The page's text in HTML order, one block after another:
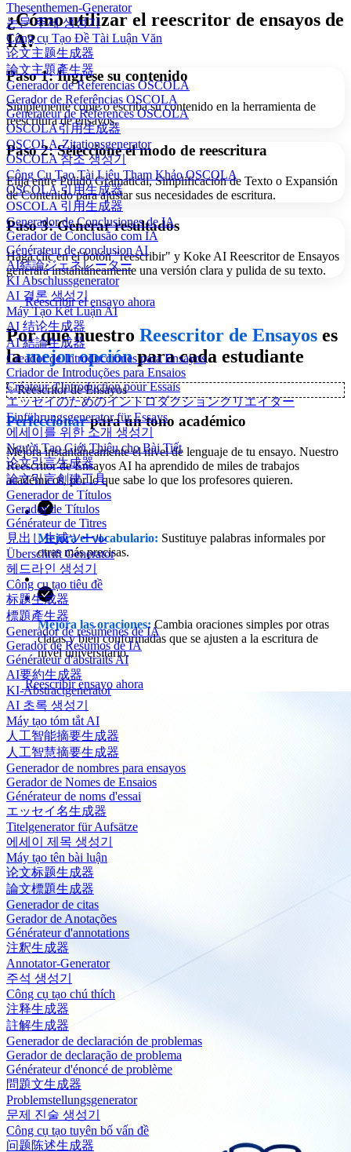
Thesenthemen-Generator
논문 주제 생성기
Công cụ Tạo Đề Tài Luận Văn
论文主题生成器
論文主題產生器
Generador de Referencias OSCOLA
Gerador de Referências OSCOLA
Générateur de Références OSCOLA
OSCOLA引用生成器
OSCOLA-Zitationsgenerator
OSCOLA 참조 생성기
Công Cụ Tạo Tài Liệu Tham Khảo OSCOLA
OSCOLA 引用生成器
OSCOLA 引用生成器
Generador de Conclusiones de IA
Gerador de Conclusão com IA
Générateur de conclusion AI
AI結論ジェネレーター
KI Abschlussgenerator
AI 결론 생성기
Máy Tạo Kết Luận AI
AI 结论生成器
AI 結論生成器
Creador de Introducciones para Ensayos
Criador de Introduções para Ensaios
Créateur d'Introduction pour Essais
エッセイのためのイントロダクションクリエイター
Einführungsgenerator für Essays
에세이를 위한 소개 생성기
Người Tạo Giới Thiệu cho Bài Tiết
论文引言生成器
論文引言創建工具
Generador de Títulos
Gerador de Títulos
Générateur de Titres
見出し生成ツール
Überschrift Generator
헤드라인 생성기
Công cụ tạo tiêu đề
标题生成器
標題產生器
Generador de resúmenes de IA
Gerador de Resumos de IA
Générateur d'abstraits AI
AI要約生成器
KI-Abstractgenerator
AI 초록 생성기
Máy tạo tóm tắt AI
人工智能摘要生成器
人工智慧摘要生成器
Generador de nombres para ensayos
Gerador de Nomes de Ensaios
Générateur de noms d'essai
エッセイ名生成器
Titelgenerator für Aufsätze
에세이 제목 생성기
Máy tạo tên bài luận
论文标题生成器
論文標題生成器
Generador de citas
Gerador de Anotações
Générateur d'annotations
注釈生成器
Annotator-Generator
주석 생성기
Công cụ tạo chú thích
注释生成器
註解生成器
Generador de declaración de problemas
Gerador de declaração de problema
Générateur d'énoncé de problème
問題文生成器
Problemstellungsgenerator
문제 진술 생성기
Công cụ tạo tuyên bố vấn đề
问题陈述生成器
¿Cómo utilizar el reescritor de ensayos de
IA?
Paso 1: Ingrese su contenido
Simplemente copie o escriba su contenido en la herramienta de
reescritura de ensayos.
Paso 2: Seleccione el modo de reescritura
Elija entre Pulido Gramatical, Simplificación de Texto o Expansión
de Contenido para ajustar sus necesidades de escritura.
Paso 3: Generar resultados
Haga clic en el botón "reescribir" y Koke AI Reescritor de Ensayos
generará instantáneamente una versión clara y pulida de su texto.
Reescribir el ensayo ahora
Por qué nuestro Reescritor de Ensayos es
lamejor opciónpara cada estudiante
✨Reescritor de Ensayos
Perfeccionarpara un tono académico
Mejora instantáneamente el nivel de lenguaje de tu ensayo. Nuestro
Reescritor de Ensayos AI ha aprendido de miles de trabajos
académicos, por lo que sabe lo que los profesores quieren.
Mejora el vocabulario: Sustituye palabras informales por
otras más precisas.
Mejora las oraciones:Cambia oraciones simples por otras
claras y bien conformadas que se ajusten a la escritura de
nivel universitario.
Reescribir ensayo ahora